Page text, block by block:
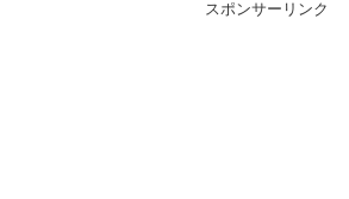
スポンサーリンク